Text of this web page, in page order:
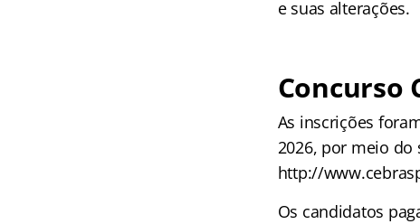
e suas alterações.
Concurso
As inscrições
2026, por meio do
http://
Os candidatos